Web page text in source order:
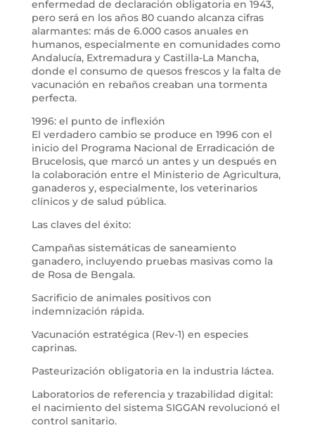
enfermedad de declaración obligatoria en 1943,
pero será en los años 80 cuando alcanza cifras
alarmantes: más de 6.000 casos anuales en
humanos, especialmente en comunidades como
Andalucía, Extremadura y Castilla-La Mancha,
donde el consumo de quesos frescos y la falta de
vacunación en rebaños creaban una tormenta
perfecta.
1996: el punto de inflexión
El verdadero cambio se produce en 1996 con el
inicio del Programa Nacional de Erradicación de
Brucelosis, que marcó un antes y un después en
la colaboración entre el Ministerio de Agricultura,
ganaderos y, especialmente, los veterinarios
clínicos y de salud pública.
Las claves del éxito:
Campañas sistemáticas de saneamiento
ganadero, incluyendo pruebas masivas como la
de Rosa de Bengala.
Sacrificio de animales positivos con
indemnización rápida.
Vacunación estratégica (Rev-1) en especies
caprinas.
Pasteurización obligatoria en la industria láctea.
Laboratorios de referencia y trazabilidad digital:
el nacimiento del sistema SIGGAN revolucionó el
control sanitario.